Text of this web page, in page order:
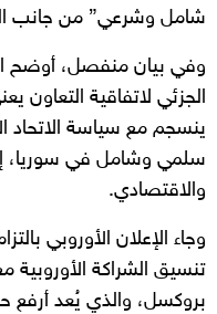
شامل وشرعي” من جانب
وفي بيان منفصل، أوضح
الجزئي لاتفاقية التعاون
ينسجم مع سياسة الاتحاد
سلمي وشامل في سوريا،
والاقتصادي.
وجاء الإعلان الأوروبي
تنسيق الشراكة الأوروبية
بروكسل، والذي يُعد أرفع